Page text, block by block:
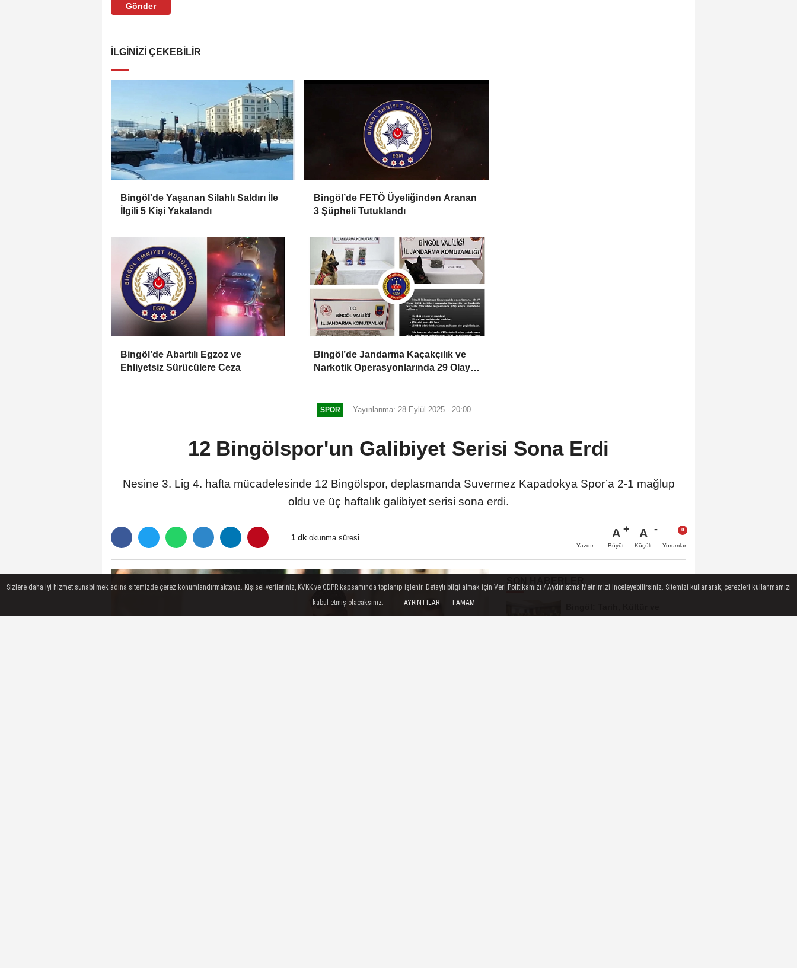
Gönder
İLGINIZI ÇEKEBILIR
Bingöl'de Yaşanan Silahlı Saldırı İle
İlgili 5 Kişi Yakalandı
Bingöl’de FETÖ Üyeliğinden Aranan
3 Şüpheli Tutuklandı
Bingöl’de Abartılı Egzoz ve
Ehliyetsiz Sürücülere Ceza
Bingöl’de Jandarma Kaçakçılık ve
Narkotik Operasyonlarında 29 Olaya
SPOR Yayınlanma: 28 Eylül 2025 - 20:00
12 Bingölspor'un Galibiyet Serisi Sona Erdi
Nesine 3. Lig 4. hafta mücadelesinde 12 Bingölspor, deplasmanda Suvermez Kapadokya Spor’a 2-1 mağlup
oldu ve üç haftalık galibiyet serisi sona erdi.
1 dk okunma süresi
Yazdır
A
Büyüt
A
Küçült Yorumlar
Sizlere daha iyi hizmet sunabilmek adına sitemizde çerez konumlandırmaktayız. Kişisel verileriniz, KVKK ve GDPR kapsamında toplanıp işlenir. Detaylı bilgi almak için Veri Politikamızı / Aydınlatma Metnimizi inceleyebilirsiniz. Sitemizi kullanarak, çerezleri kullanmamızı
kabul etmiş olacaksınız.
AYRINTILAR TAMAM